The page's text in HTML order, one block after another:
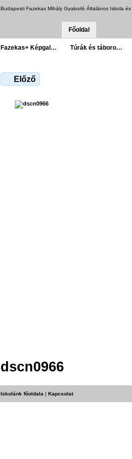
Budapesti Fazekas Mihály Gyakorló Általános Iskola és
Főoldal
Fazekas+ Képgal… Túrák és táboro…
Előző
dscn0966
Iskolánk főoldala | Kapcsolat